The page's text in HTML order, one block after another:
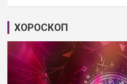
ХОРОСКОП